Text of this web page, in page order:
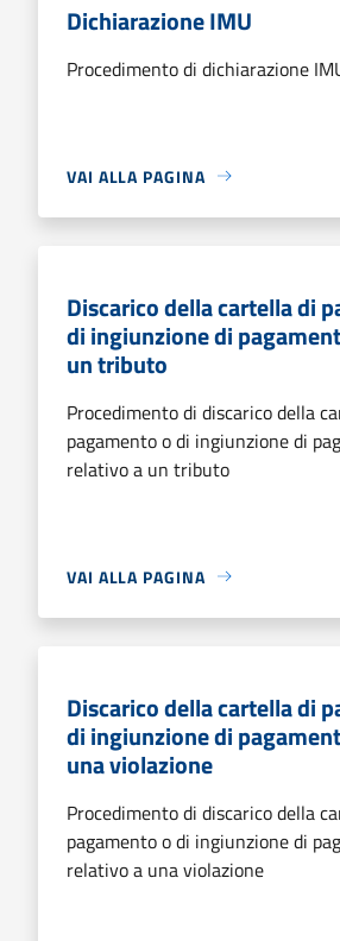
Dichiarazione IMU
Procedimento di dichiarazione
VAI ALLA PAGINA
Discarico della cartella di
di ingiunzione di
un tributo
Procedimento di discarico della
pagamento o di ingiunzione di
relativo a un tributo
VAI ALLA PAGINA
Discarico della cartella di
di ingiunzione di
una violazione
Procedimento di discarico della
pagamento o di ingiunzione di
relativo a una violazione